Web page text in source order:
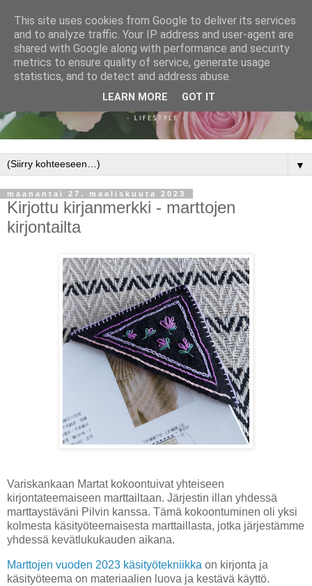
▼
maanantai 27. maaliskuuta 2023
Kirjottu kirjanmerkki - marttojen
kirjontailta
Variskankaan Martat kokoontuivat yhteiseen
kirjontateemaiseen marttailtaan. Järjestin illan yhdessä
marttaystäväni Pilvin kanssa. Tämä kokoontuminen oli yksi
kolmesta käsityöteemaisesta marttaillasta, jotka järjestämme
yhdessä kevätlukukauden aikana.
Marttojen vuoden 2023 käsityötekniikka on kirjonta ja
käsityöteema on materiaalien luova ja kestävä käyttö.
This site uses cookies from Google to deliver its services
and to analyze traffic. Your IP address and user-agent are
shared with Google along with performance and security
metrics to ensure quality of service, generate usage
statistics, and to detect and address abuse.
LEARN MORE GOT IT